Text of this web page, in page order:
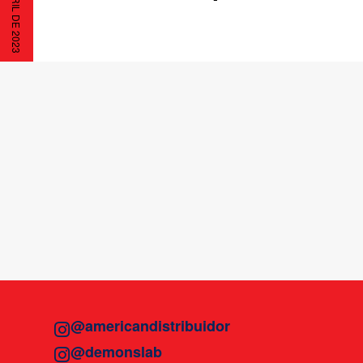
@americandistribuidor
@demonslab